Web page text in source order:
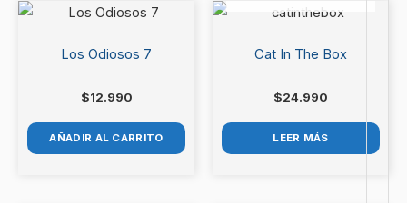
Sé el primero en valorar “Tic Tac
Debesacceder para publicar una valoración.
Los Odiosos 7
$12.990
AÑADIR AL CARRITO
Cat In The Box
$24.990
LEER MÁS